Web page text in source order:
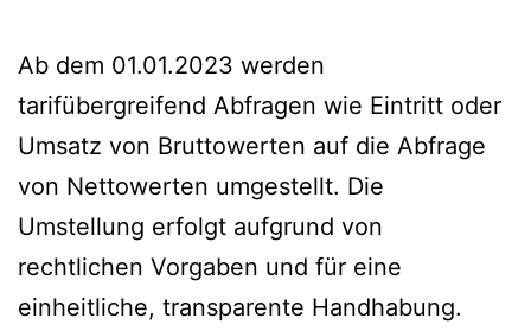
Ab dem 01.01.2023 werden
tarifübergreifend Abfragen wie Eintritt oder
Umsatz von Bruttowerten auf die Abfrage
von Nettowerten umgestellt. Die
Umstellung erfolgt aufgrund von
rechtlichen Vorgaben und für eine
einheitliche, transparente Handhabung.